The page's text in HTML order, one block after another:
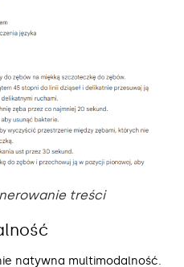
treści
natywna multimodalność.